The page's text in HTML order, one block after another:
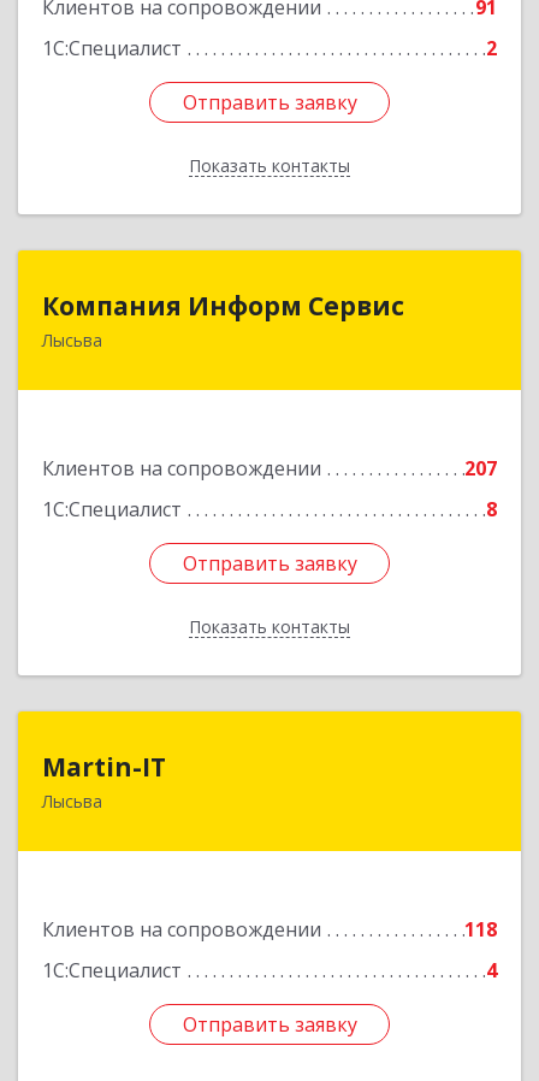
Клиентов на сопровождении
91
1С:Специалист
2
Отправить заявку
Показать контакты
Отправить заявку
Назад
Компания Информ Сервис
Лысьва
Клиентов на сопровождении
207
1С:Специалист
8
Отправить заявку
Показать контакты
Компания Информ Сервис
618909, Пермский край, Лысьва г, Металлистов
Отправить заявку
Назад
Martin-IT
Лысьва
Клиентов на сопровождении
118
1С:Специалист
4
Отправить заявку
618900, Пермский край, Лысьва г, Смышляева
Отправить заявку